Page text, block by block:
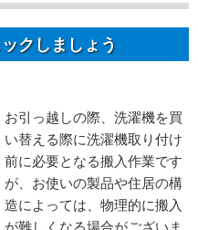
クしましょう
お引っ越しの際、洗濯機を買
い替える際に洗濯機取り付け
前に必要となる搬入作業です
が、お使いの製品や住居の構
造によっては、物理的に搬入